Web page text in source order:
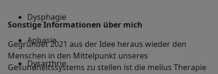
Dysphagie
Aphasie
Dysarthrie
Sonstige Informationen über mich
Gegründet 2021 aus der Idee heraus wieder den
Menschen in den Mittelpunkt unseres
Gesundheitssystems zu stellen ist die melius Therapie